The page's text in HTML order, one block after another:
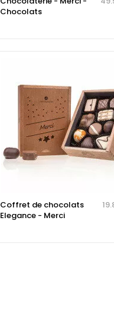
Chocolats
Coffret de chocolats
Elegance - Merci